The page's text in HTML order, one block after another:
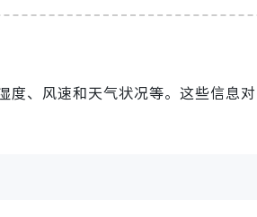
度、风速和天气状况等。这些信息